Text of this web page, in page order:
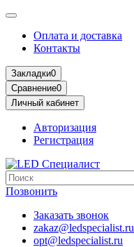
Оплата и доставка
Контакты
Закладки0
Сравнение0
Личный кабинет
Авторизация
Регистрация
Позвонить
Заказать звонок
zakaz@ledspecialist.ru
opt@ledspecialist.ru